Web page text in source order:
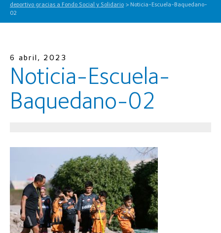
deportivo gracias a Fondo Social y Solidario > Noticia-Escuela-Baquedano-
02
6 abril, 2023
Noticia-Escuela-
Baquedano-02